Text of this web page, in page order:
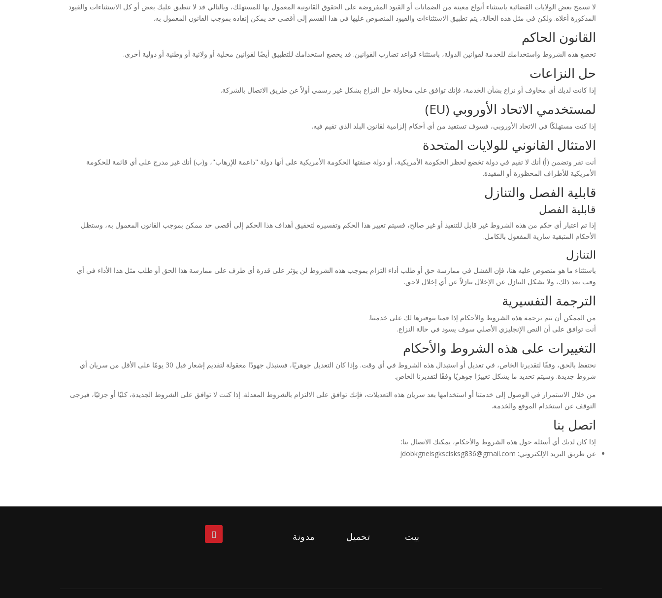
لا تسمح بعض الولايات القضائية باستثناء أنواع معينة من الضمانات أو القيود المفروضة على الحقوق القانونية المعمول بها للمستهلك، وبالتالي قد لا تنطبق عليك بعض أو كل الاستثناءات والقيود
المذكورة أعلاه. ولكن في مثل هذه الحالة، يتم تطبيق الاستثناءات والقيود المنصوص عليها في هذا القسم إلى أقصى حد يمكن إنفاذه بموجب القانون المعمول به.
القانون الحاكم
تخضع هذه الشروط واستخدامك للخدمة لقوانين الدولة، باستثناء قواعد تضارب القوانين. قد يخضع استخدامك للتطبيق أيضًا لقوانين محلية أو ولائية أو وطنية أو دولية أخرى.
حل النزاعات
إذا كانت لديك أي مخاوف أو نزاع بشأن الخدمة، فإنك توافق على محاولة حل النزاع بشكل غير رسمي أولاً عن طريق الاتصال بالشركة.
لمستخدمي الاتحاد الأوروبي (EU)
إذا كنت مستهلكًا في الاتحاد الأوروبي، فسوف تستفيد من أي أحكام إلزامية لقانون البلد الذي تقيم فيه.
الامتثال القانوني للولايات المتحدة
أنت تقر وتضمن (أ) أنك لا تقيم في دولة تخضع لحظر الحكومة الأمريكية، أو دولة صنفتها الحكومة الأمريكية على أنها دولة "داعمة للإرهاب"، و(ب) أنك غير مدرج على أي قائمة للحكومة
الأمريكية للأطراف المحظورة أو المقيدة.
قابلية الفصل والتنازل
قابلية الفصل
إذا تم اعتبار أي حكم من هذه الشروط غير قابل للتنفيذ أو غير صالح، فسيتم تغيير هذا الحكم وتفسيره لتحقيق أهداف هذا الحكم إلى أقصى حد ممكن بموجب القانون المعمول به، وستظل
الأحكام المتبقية سارية المفعول بالكامل.
التنازل
باستثناء ما هو منصوص عليه هنا، فإن الفشل في ممارسة حق أو طلب أداء التزام بموجب هذه الشروط لن يؤثر على قدرة أي طرف على ممارسة هذا الحق أو طلب مثل هذا الأداء في أي
وقت بعد ذلك، ولا يشكل التنازل عن الإخلال تنازلاً عن أي إخلال لاحق.
الترجمة التفسيرية
من الممكن أن تتم ترجمة هذه الشروط والأحكام إذا قمنا بتوفيرها لك على خدمتنا.
أنت توافق على أن النص الإنجليزي الأصلي سوف يسود في حالة النزاع.
التغييرات على هذه الشروط والأحكام
نحتفظ بالحق، وفقًا لتقديرنا الخاص، في تعديل أو استبدال هذه الشروط في أي وقت. وإذا كان التعديل جوهريًا، فسنبذل جهودًا معقولة لتقديم إشعار قبل 30 يومًا على الأقل من سريان أي
شروط جديدة. وسيتم تحديد ما يشكل تغييرًا جوهريًا وفقًا لتقديرنا الخاص.
من خلال الاستمرار في الوصول إلى خدمتنا أو استخدامها بعد سريان هذه التعديلات، فإنك توافق على الالتزام بالشروط المعدلة. إذا كنت لا توافق على الشروط الجديدة، كليًا أو جزئيًا، فيرجى
التوقف عن استخدام الموقع والخدمة.
اتصل بنا
إذا كان لديك أي أسئلة حول هذه الشروط والأحكام، يمكنك الاتصال بنا:
عن طريق البريد الإلكتروني: jdobkgneisgkscisksg836@gmail.com
بيت تحميل مدونة